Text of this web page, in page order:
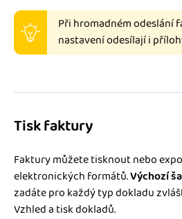
Při hromadném odeslání
nastavení odesílají i
Tisk faktury
Faktury můžete tisknout nebo
elektronických formátů.Výchozí
zadáte pro každý typ dokladu
Vzhled a tisk dokladů.